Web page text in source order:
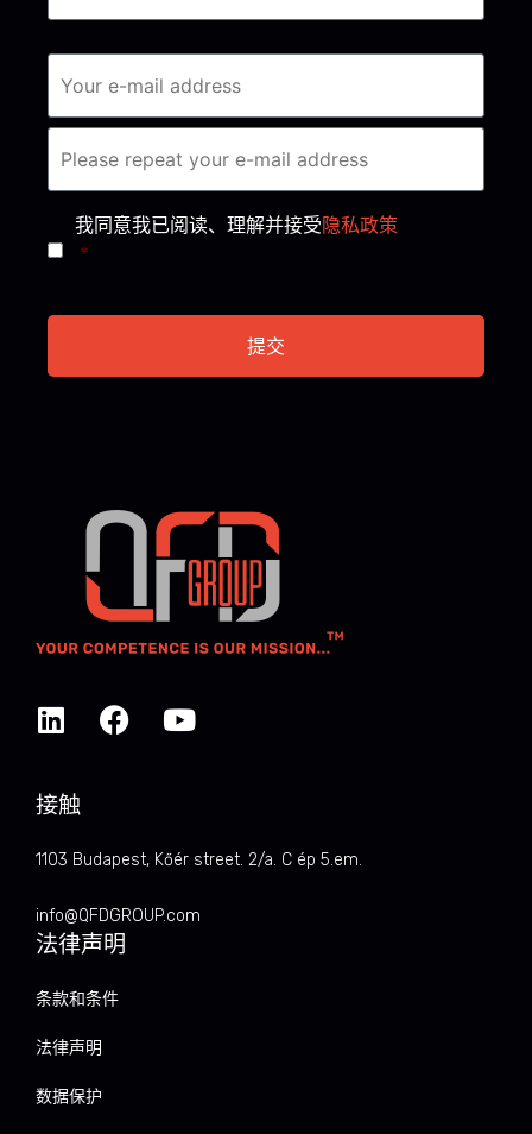
Consent *
我同意我已阅读、理解并接受隐私政策
*
接触
1103 Budapest, Kőér street. 2/a. C ép 5.em.
info@QFDGROUP.com
法律声明
条款和条件
法律声明
数据保护